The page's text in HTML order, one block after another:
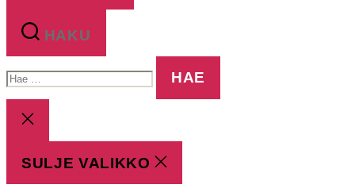
HAKU
SULJE
HAKU
SULJE VALIKKO